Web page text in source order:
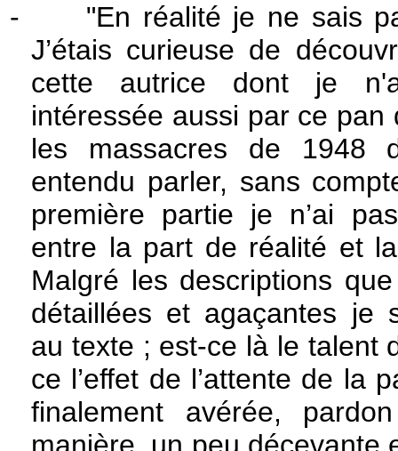
-
"En réalité je ne sais
J’étais curieuse de
cette autrice dont je
intéressée aussi par ce
les massacres de 1948
entendu parler, sans
première partie je n’ai
entre la part de réalité et
Malgré les descriptions
détaillées et agaçantes je
au texte ; est-ce là le talent
ce l’effet de l’attente de la
finalement avérée,